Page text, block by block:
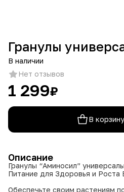
Гранулы
В наличии
Нет отзывов
1 299₽
В корзину
Описание
Гранулы “Аминосил”
Питание для Здоровья и Роста
Обеспечьте своим растениям